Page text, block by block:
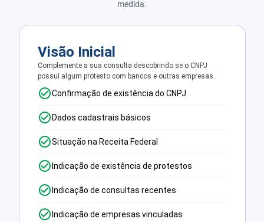
medida.
Visão Inicial
Complemente a sua consulta descobrindo se o CNPJ
possui algum protesto com bancos e outras empresas.
Confirmação de existência do CNPJ
Dados cadastrais básicos
Situação na Receita Federal
Indicação de existência de protestos
Indicação de consultas recentes
Indicação de empresas vinculadas